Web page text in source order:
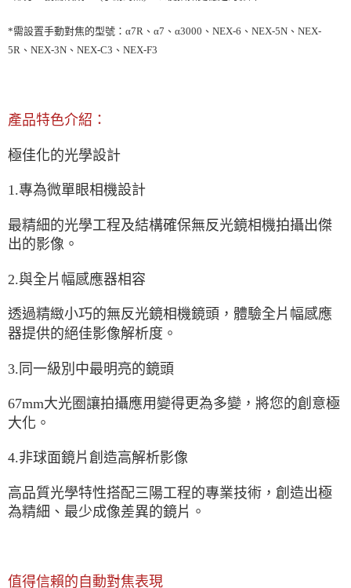
*需設置手動對焦的型號：α7R、α7、α3000、NEX-6、NEX-5N、NEX-
5R、NEX-3N、NEX-C3、NEX-F3
產品特色介紹：
極佳化的光學設計
1.專為微單眼相機設計
最精細的光學工程及結構確保無反光鏡相機拍攝出傑
出的影像。
2.與全片幅感應器相容
透過精緻小巧的無反光鏡相機鏡頭，體驗全片幅感應
器提供的絕佳影像解析度。
3.同一級別中最明亮的鏡頭
67mm大光圈讓拍攝應用變得更為多變，將您的創意極
大化。
4.非球面鏡片創造高解析影像
高品質光學特性搭配三陽工程的專業技術，創造出極
為精細、最少成像差異的鏡片。
值得信賴的自動對焦表現